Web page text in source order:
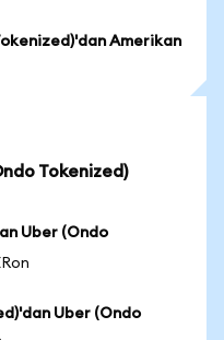
Amerikan
Tokenized)
Uber (Ondo
Uber (Ondo